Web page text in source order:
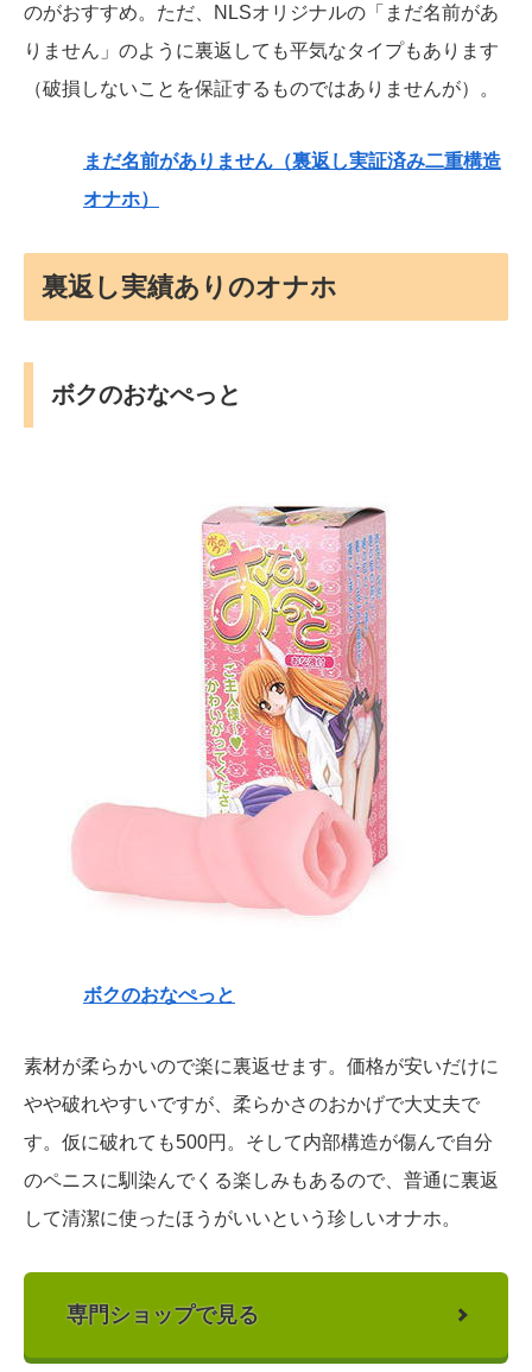
のがおすすめ。ただ、NLSオリジナルの「まだ名前があ
りません」のように裏返しても平気なタイプもあります
（破損しないことを保証するものではありませんが）。
まだ名前がありません（裏返し実証済み二重構造
オナホ）
裏返し実績ありのオナホ
ボクのおなぺっと
ボクのおなぺっと
素材が柔らかいので楽に裏返せます。価格が安いだけに
やや破れやすいですが、柔らかさのおかげで大丈夫で
す。仮に破れても500円。そして内部構造が傷んで自分
のペニスに馴染んでくる楽しみもあるので、普通に裏返
して清潔に使ったほうがいいという珍しいオナホ。
専門ショップで見る